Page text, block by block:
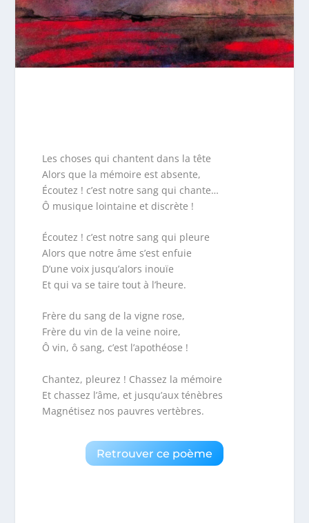
Les choses qui chantent dans la tête
Alors que la mémoire est absente,
Écoutez ! c’est notre sang qui chante…
Ô musique lointaine et discrète !
Écoutez ! c’est notre sang qui pleure
Alors que notre âme s’est enfuie
D’une voix jusqu’alors inouïe
Et qui va se taire tout à l’heure.
Frère du sang de la vigne rose,
Frère du vin de la veine noire,
Ô vin, ô sang, c’est l’apothéose !
Chantez, pleurez ! Chassez la mémoire
Et chassez l’âme, et jusqu’aux ténèbres
Magnétisez nos pauvres vertèbres.
Retrouver ce poème